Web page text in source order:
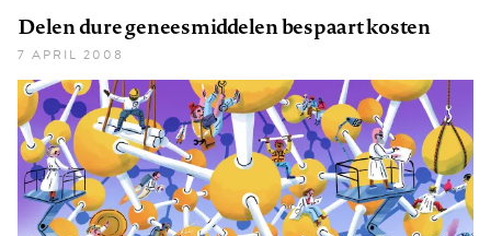
Delen dure geneesmiddelen bespaart kosten
7 APRIL 2008